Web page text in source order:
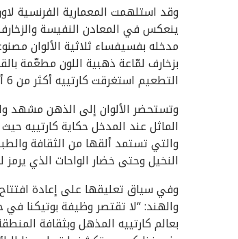
وقد استلهمت المعمارية الفرنسية
ينعكس في المعادن النفيسة
مدخله بفسيفساء ثلاثية الألوان
بزخارف لمّاعة ذهبية اللون مطعّمة
التطعيم استغرقت كارتييه أكثر من 6 أشهر من العمل في باريس.
وتستحضر الألوان إلى الذهن مشهد
الماثل عند المدخل حكاية كارتييه
والتي تستمد ألقها من الثقافة
النخيل وحتى خضار الواحات الذي يرمز
وفي سياق تعليقها على إعادة
والهند: “لا تقتصر وظيفة بوتيكنا
بعالم كارتييه المذهل وبثقافة